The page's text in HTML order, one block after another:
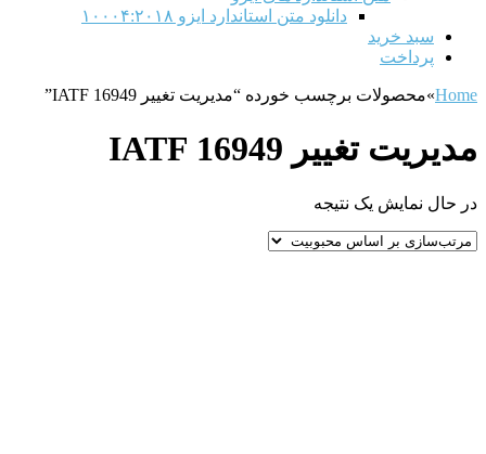
دانلود متن استاندارد ایزو ۱۰۰۰۴:۲۰۱۸
سبد خرید
پرداخت
Home
»محصولات برچسب خورده “مدیریت تغییر IATF 16949”
مدیریت تغییر IATF 16949
در حال نمایش یک نتیجه